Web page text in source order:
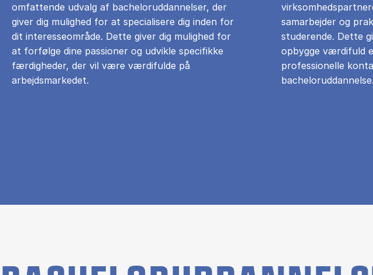
omfattende udvalg af bacheloruddannelser, der
giver dig mulighed for at specialisere dig inden for
dit interesseområde. Dette giver dig mulighed for
at forfølge dine passioner og udvikle specifikke
færdigheder, der vil være værdifulde på
arbejdsmarkedet.
samarbejder og
studerende. Dette
opbygge værdifuld
professionelle
bacheloruddannelse.